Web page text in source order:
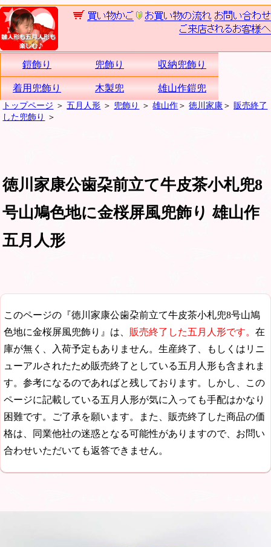
鎧飾り 兜飾り 収納兜飾り
着用兜飾り 木製兜 雄山作鎧兜
トップページ ＞五月人形 ＞ 兜飾り ＞雄山作＞徳川家康＞ 販売終了
した兜飾り
＞
徳川家康公歯朶前立て牛皮茶小札兜8
号山鳩色地に金桜屏風兜飾り 雄山作
五月人形
このページの『徳川家康公歯朶前立て牛皮茶小札兜8号山鳩
色地に金桜屏風兜飾り』は、 販売終了した五月人形です。 在
庫が無く、入荷予定もありません。生産終了、もしくはリニ
ューアルされたため販売終了としている五月人形も含まれま
す。参考になるのであればと残しております。しかし、この
ページに記載している五月人形が気に入っても手配はかなり
困難です。ご了承を願います。また、販売終了した商品の価
格は、同業他社の迷惑となる可能性がありますので、お問い
合わせいただいても返答できません。